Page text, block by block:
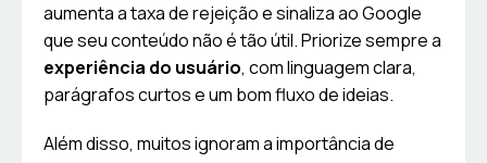
aumenta a taxa de rejeição e sinaliza ao Google
que seu conteúdo não é tão útil. Priorize sempre a
experiência do usuário, com linguagem clara,
parágrafos curtos e um bom fluxo de ideias.
Além disso, muitos ignoram a importância de